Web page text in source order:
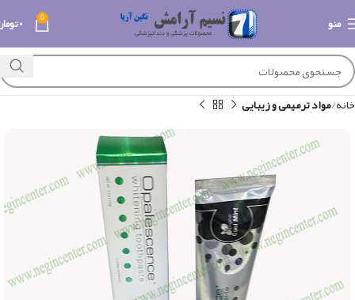
منو 0 ۰
خانه مواد ترمیمی و زیبایی